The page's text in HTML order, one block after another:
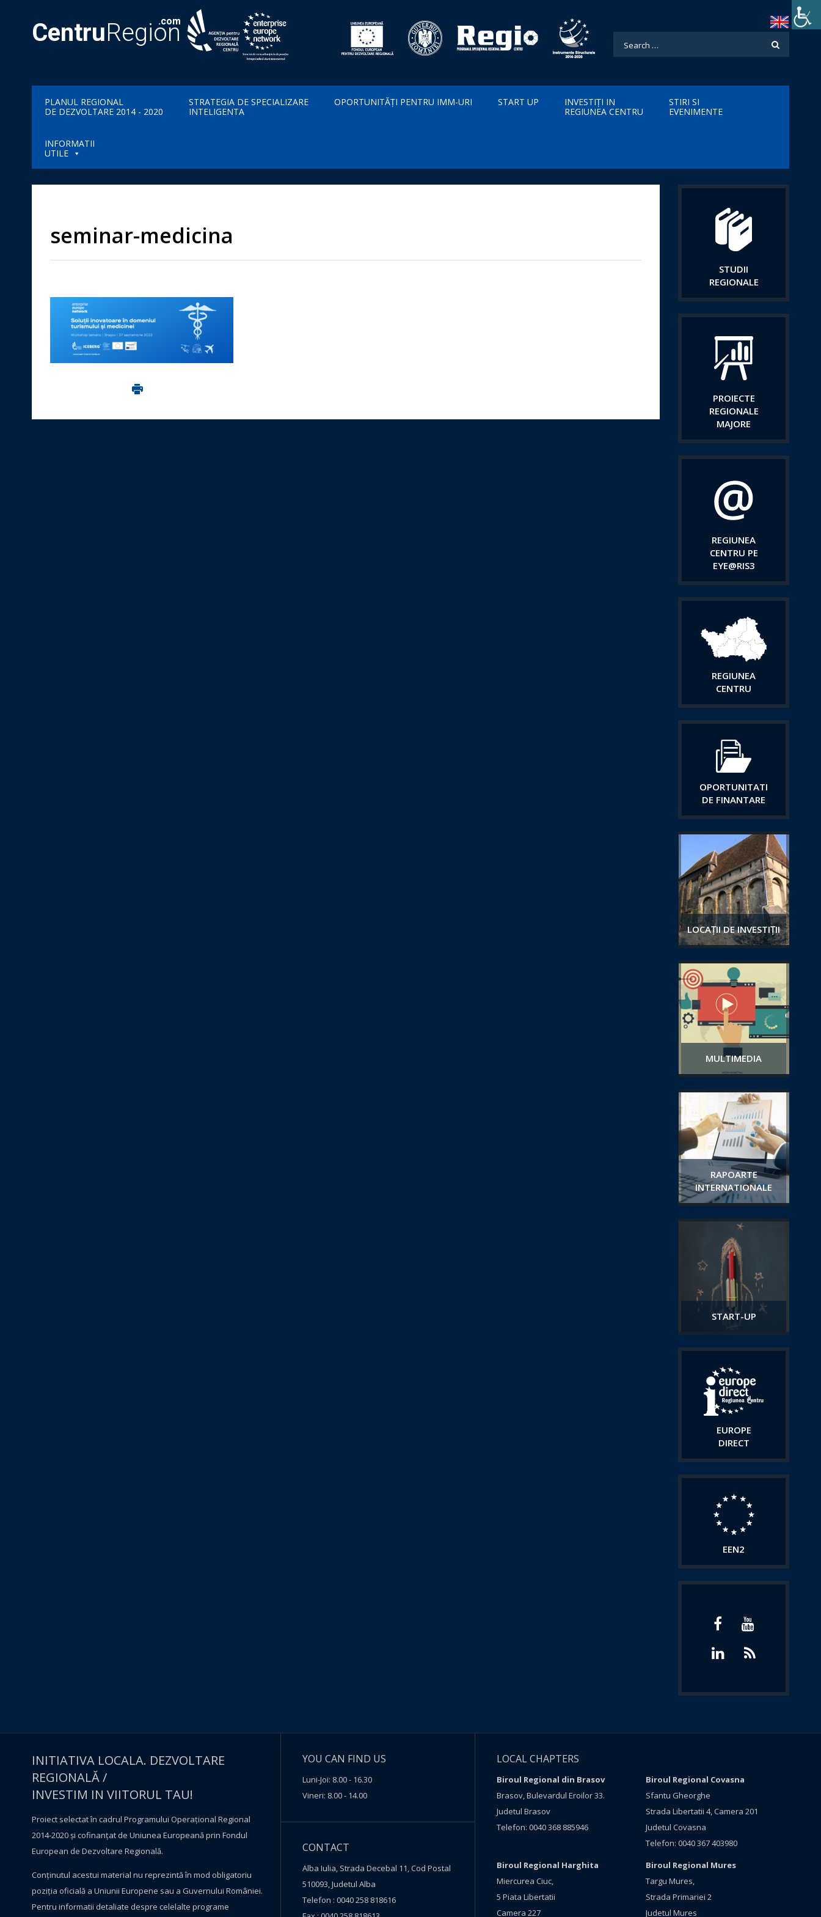
CentruRegion
.com
PLANUL REGIONAL
DE DEZVOLTARE 2014 - 2020
STRATEGIA DE SPECIALIZARE
INTELIGENTA
OPORTUNITĂȚI PENTRU IMM-URI START UP
INVESTIȚI IN
REGIUNEA CENTRU
STIRI SI
EVENIMENTE
INFORMATII
UTILE
seminar-medicina
Imprima aceasta pagina
STUDII
REGIONALE
PROIECTE
REGIONALE
MAJORE
REGIUNEA
CENTRU PE
EYE@RIS3
REGIUNEA
CENTRU
OPORTUNITATI
DE FINANTARE
LOCAȚII DE INVESTIȚII
MULTIMEDIA
RAPOARTE
INTERNATIONALE
START-UP
EUROPE
DIRECT
EEN2
INITIATIVA LOCALA. DEZVOLTARE
REGIONALĂ /
INVESTIM IN VIITORUL TAU!
Proiect selectat în cadrul Programului Operațional Regional
2014-2020 și cofinanțat de Uniunea Europeană prin Fondul
European de Dezvoltare Regională.
Conţinutul acestui material nu reprezintă în mod obligatoriu
poziţia oficială a Uniunii Europene sau a Guvernului României.
Pentru informatii detaliate despre celelalte programe
YOU CAN FIND US
Luni-Joi: 8.00 - 16.30
Vineri: 8.00 - 14.00
CONTACT
Alba Iulia, Strada Decebal 11, Cod Postal
510093, Judetul Alba
Telefon : 0040 258 818616
LOCAL CHAPTERS
Biroul Regional din Brasov
Brasov, Bulevardul Eroilor 33.
Judetul Brasov
Telefon: 0040 368 885946
Biroul Regional Covasna
Sfantu Gheorghe
Strada Libertatii 4, Camera 201
Judetul Covasna
Telefon: 0040 367 403980
Biroul Regional Harghita
Miercurea Ciuc,
5 Piata Libertatii
Camera 227
Biroul Regional Mures
Targu Mures,
Strada Primariei 2
Judetul Mures